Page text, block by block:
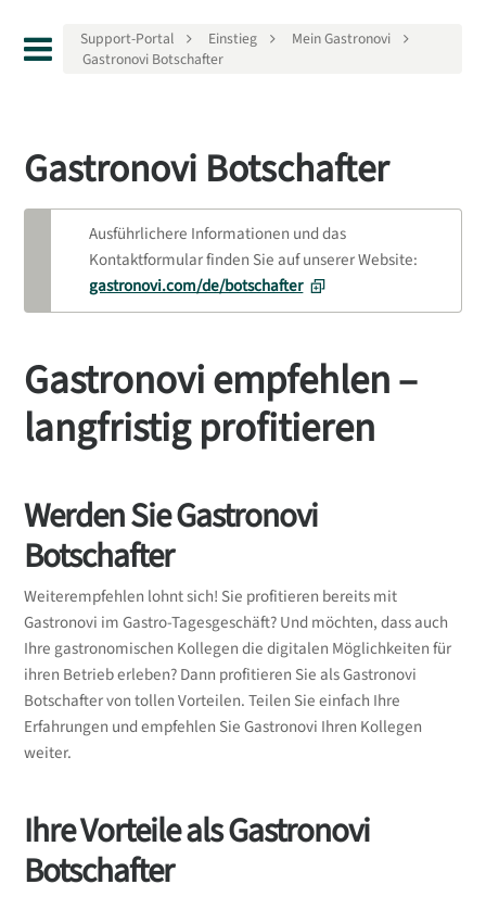
Support-Portal Einstieg
Mein Gastronovi
Gastronovi Botschafter
Gastronovi Botschafter
Ausführlichere Informationen und das
Kontaktformular finden Sie auf unserer Website:
gastronovi.com/de/botschafter
Gastronovi empfehlen –
langfristig profitieren
Werden Sie Gastronovi
Botschafter
Weiterempfehlen lohnt sich! Sie profitieren bereits mit
Gastronovi im Gastro-Tagesgeschäft? Und möchten, dass auch
Ihre gastronomischen Kollegen die digitalen Möglichkeiten für
ihren Betrieb erleben? Dann profitieren Sie als Gastronovi
Botschafter von tollen Vorteilen. Teilen Sie einfach Ihre
Erfahrungen und empfehlen Sie Gastronovi Ihren Kollegen
weiter.
Ihre Vorteile als Gastronovi
Botschafter